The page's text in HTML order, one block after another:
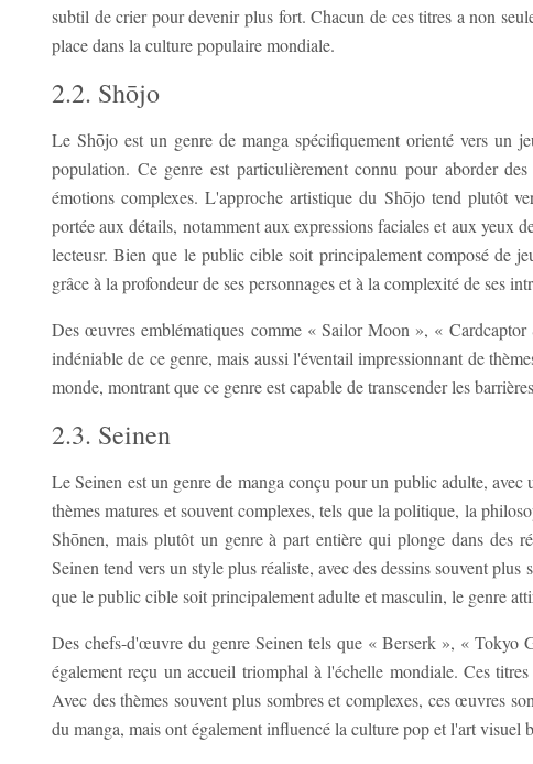
subtil de crier pour devenir plus fort. Chacun de ces titres a non
place dans la culture populaire mondiale.
2.2. Shōjo
Le Shōjo est un genre de manga spécifiquement orienté vers un
population. Ce genre est particulièrement connu pour aborder
émotions complexes. L'approche artistique du Shōjo tend plutôt
portée aux détails, notamment aux expressions faciales et aux yeux
lecteusr. Bien que le public cible soit principalement composé de
grâce à la profondeur de ses personnages et à la complexité de ses
Des œuvres emblématiques comme « Sailor Moon », «
indéniable de ce genre, mais aussi l'éventail impressionnant de
monde, montrant que ce genre est capable de transcender les
2.3. Seinen
Le Seinen est un genre de manga conçu pour un public adulte,
thèmes matures et souvent complexes, tels que la politique, la
Shōnen, mais plutôt un genre à part entière qui plonge dans des
Seinen tend vers un style plus réaliste, avec des dessins souvent
que le public cible soit principalement adulte et masculin, le genre
Des chefs-d'œuvre du genre Seinen tels que « Berserk », «
également reçu un accueil triomphal à l'échelle mondiale. Ces
Avec des thèmes souvent plus sombres et complexes, ces œuvres
du manga, mais ont également influencé la culture pop et l'art visuel